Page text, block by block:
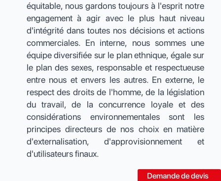
Demande de devis
équitable, nous gardons toujours à l'esprit notre
engagement à agir avec le plus haut niveau
d'intégrité dans toutes nos décisions et actions
commerciales. En interne, nous sommes une
équipe diversifiée sur le plan ethnique, égale sur
le plan des sexes, responsable et respectueuse
entre nous et envers les autres. En externe, le
respect des droits de l'homme, de la législation
du travail, de la concurrence loyale et des
considérations environnementales sont les
principes directeurs de nos choix en matière
d'externalisation, d'approvisionnement et
d'utilisateurs finaux.